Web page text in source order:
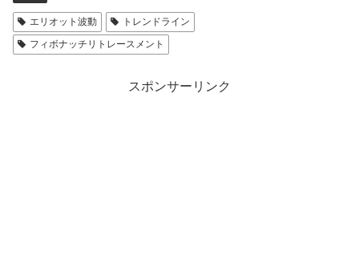
エリオット波動
トレンドライン
フィボナッチリトレースメント
スポンサーリンク